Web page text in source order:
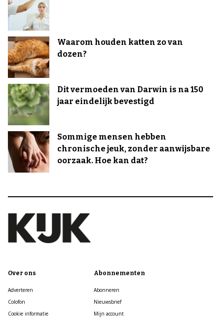
Waarom houden katten zo van
dozen?
Dit vermoeden van Darwin is na 150
jaar eindelijk bevestigd
Sommige mensen hebben
chronische jeuk, zonder aanwijsbare
oorzaak. Hoe kan dat?
Over ons
Adverteren
Colofon
Cookie informatie
Abonnementen
Abonneren
Nieuwsbrief
Mijn account